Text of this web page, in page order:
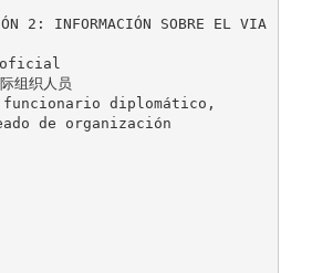
2: INFORMACIÓN SOBRE EL VIA
oficial
组织人员
funcionario diplomático,
de organización